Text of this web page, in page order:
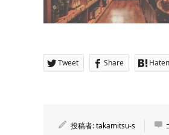
Tweet Share
投稿者:takamitsu-s